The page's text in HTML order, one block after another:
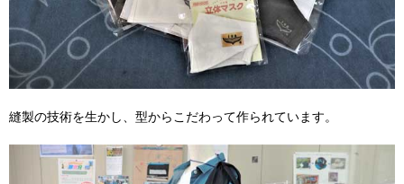
縫製の技術を生かし、型からこだわって作られています。